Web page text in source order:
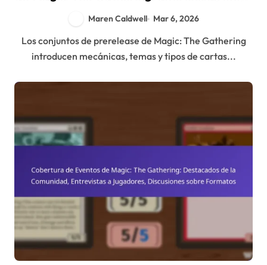
impacto en el meta
Maren Caldwell Mar 6, 2026
Los conjuntos de prerelease de Magic: The Gathering
introducen mecánicas, temas y tipos de cartas...